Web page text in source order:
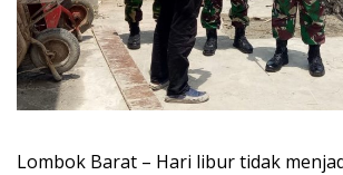
Lombok Barat – Hari libur tidak